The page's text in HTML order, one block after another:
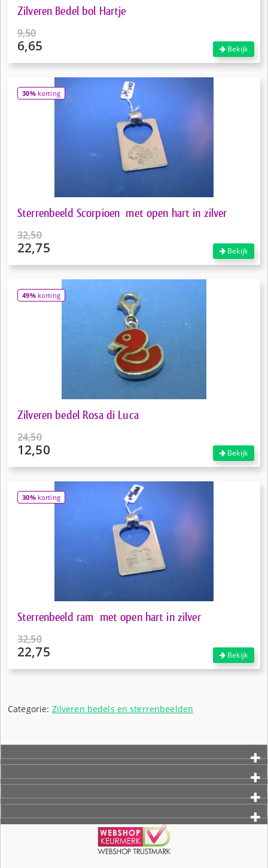
Zilveren Bedel bol Hartje
9,50
Oorspronkelijke
6,65
is:
€6,65.
Bekijk
30%korting
Sterrenbeeld Scorpioen met open hart in zilver
32,50
Oorspronkelijke
22,75
is:
€22,75.
Bekijk
49%korting
Zilveren bedel Rosa di Luca
24,50
Oorspronkelijke
12,50
is:
€12,50.
Bekijk
30%korting
Sterrenbeeld ram met open hart in zilver
32,50
Oorspronkelijke
22,75
€22,75.
Bekijk
Categorie: Zilveren bedels en sterrenbeelden